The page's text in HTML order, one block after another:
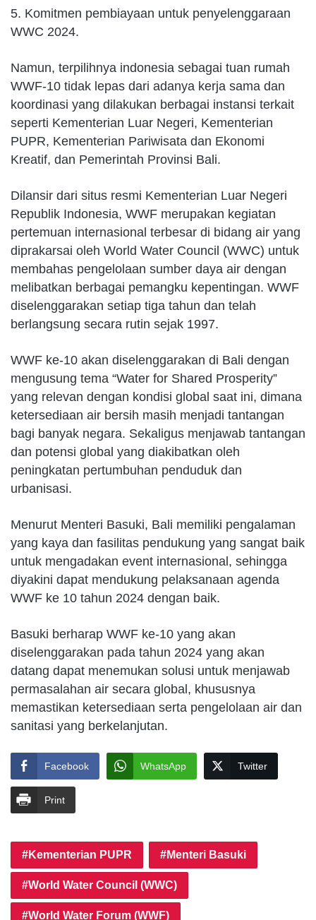
5. Komitmen pembiayaan untuk penyelenggaraan
WWC 2024.
Namun, terpilihnya indonesia sebagai tuan rumah
WWF-10 tidak lepas dari adanya kerja sama dan
koordinasi yang dilakukan berbagai instansi terkait
seperti Kementerian Luar Negeri, Kementerian
PUPR, Kementerian Pariwisata dan Ekonomi
Kreatif, dan Pemerintah Provinsi Bali.​
Dilansir dari situs resmi Kementerian Luar Negeri
Republik Indonesia, WWF merupakan kegiatan
pertemuan internasional terbesar di bidang air yang
diprakarsai oleh World Water Council (WWC) untuk
membahas pengelolaan sumber daya air dengan
melibatkan berbagai pemangku kepentingan. WWF
diselenggarakan setiap tiga tahun dan telah
berlangsung secara rutin sejak 1997.
WWF ke-10 akan diselenggarakan di Bali dengan
mengusung tema “Water for Shared Prosperity”
yang relevan dengan kondisi global saat ini, dimana
ketersediaan air bersih masih menjadi tantangan
bagi banyak negara. Sekaligus menjawab tantangan
dan potensi global yang diakibatkan oleh
peningkatan pertumbuhan penduduk dan
urbanisasi.
Menurut Menteri Basuki, Bali memiliki pengalaman
yang kaya dan fasilitas pendukung yang sangat baik
untuk mengadakan event internasional, sehingga
diyakini dapat mendukung pelaksanaan agenda
WWF ke 10 tahun 2024 dengan baik.
Basuki berharap WWF ke-10 yang akan
diselenggarakan pada tahun 2024 yang akan
datang dapat menemukan solusi untuk menjawab
permasalahan air secara global, khususnya
memastikan ketersediaan serta pengelolaan air dan
sanitasi yang berkelanjutan.
Facebook WhatsApp Twitter
Print
Kementerian PUPR Menteri Basuki
World Water Council (WWC)
World Water Forum (WWF)